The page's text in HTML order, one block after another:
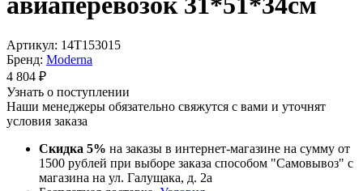
Артикул: 14T153015
Бренд: Moderna
4 804 ₽
Узнать о поступлении
Наши менеджеры обязательно свяжутся с вами и уточнят
условия заказа
Скидка 5% на заказы в интернет-магазине на сумму от
1500 рублей при выборе заказа способом "Самовывоз" с
магазина на ул. Галущака, д. 2а